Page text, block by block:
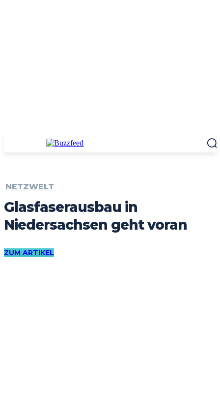
NETZWELT
Glasfaserausbau in
Niedersachsen geht voran
ZUM ARTIKEL